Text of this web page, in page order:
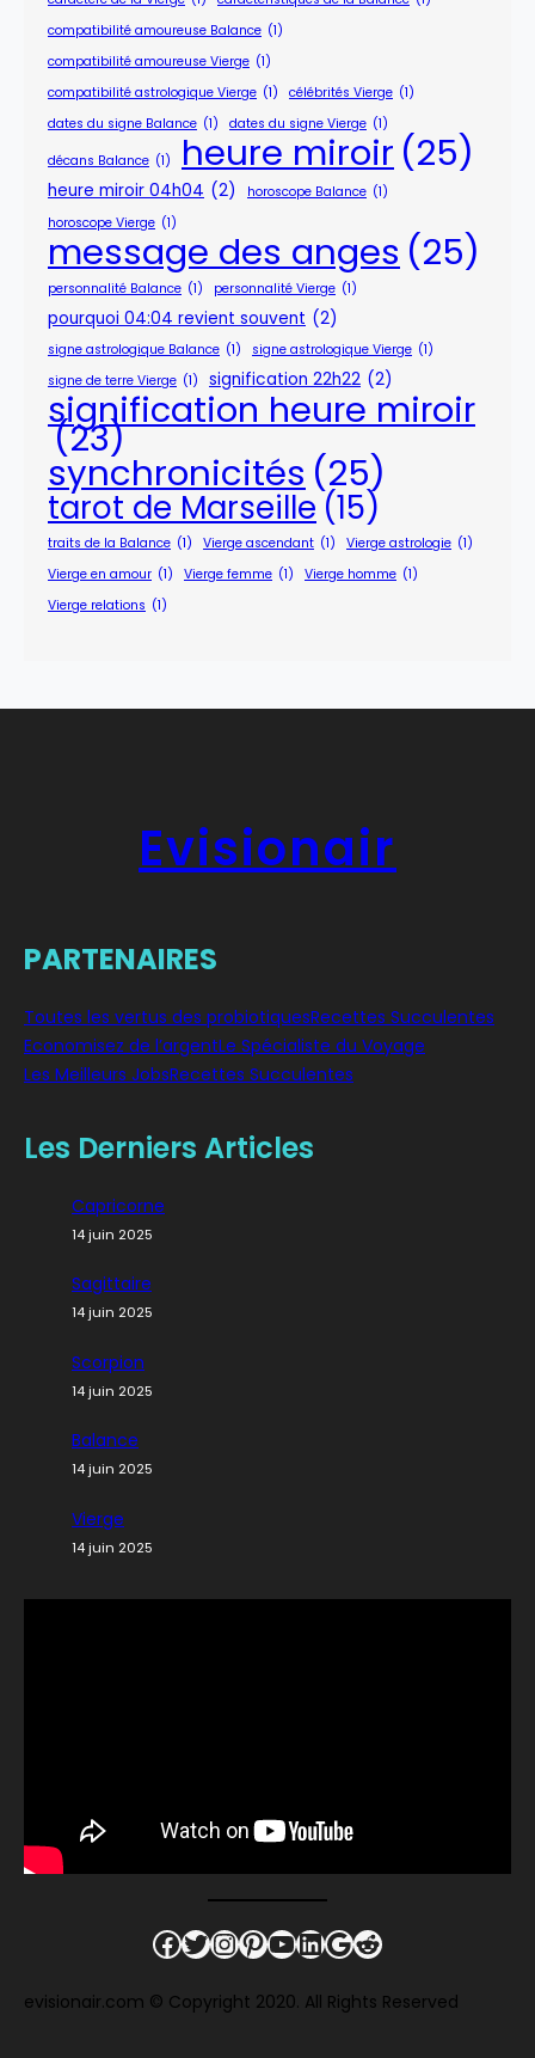
compatibilité amoureuse Balance (1)
compatibilité amoureuse Vierge (1)
compatibilité astrologique Vierge (1) célébrités Vierge (1)
dates du signe Balance (1) dates du signe Vierge (1)
décans Balance (1) heure miroir (25)
heure miroir 04h04 (2) horoscope Balance (1)
horoscope Vierge (1)
message des anges (25)
personnalité Balance (1) personnalité Vierge (1)
pourquoi 04:04 revient souvent (2)
signe astrologique Balance (1) signe astrologique Vierge (1)
signe de terre Vierge (1) signification 22h22 (2)
signification heure miroir
(23)
synchronicités (25)
tarot de Marseille (15)
traits de la Balance (1) Vierge ascendant (1) Vierge astrologie (1)
Vierge en amour (1) Vierge femme (1) Vierge homme (1)
Vierge relations (1)
Evisionair
PARTENAIRES
Toutes les vertus des probiotiquesRecettes Succulentes
Economisez de l’argentLe Spécialiste du Voyage
Les Meilleurs JobsRecettes Succulentes
Les Derniers Articles
Capricorne
14 juin 2025
Sagittaire
14 juin 2025
Scorpion
14 juin 2025
Balance
14 juin 2025
Vierge
14 juin 2025
Facebook
Twitter
Instagram
Pinterest
YouTube
LinkedIn
Google
Reddit
evisionair.com © Copyright 2020. All Rights Reserved